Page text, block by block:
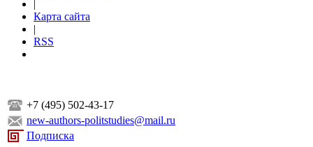
|
Карта сайта
|
RSS
+7 (495) 502-43-17
new-authors-politstudies@mail.ru
Подписка